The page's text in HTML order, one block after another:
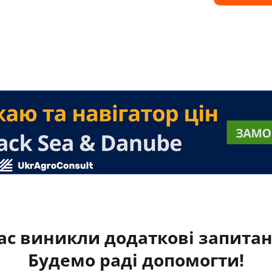
виникли додаткові
Будемо раді допомогти!